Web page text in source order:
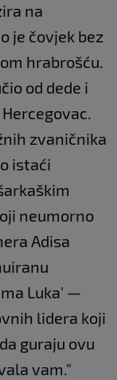
na
je čovjek bez
hrabrošću.
od dede i
zvaničnika
istaći
neumorno
Adisa
Luka' —
lidera koji
guraju ovu
vam."